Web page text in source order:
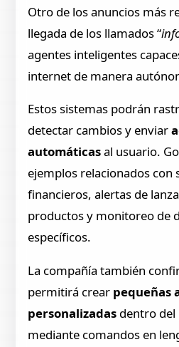
Otro de los anuncios más
llegada de los llamados “
agentes inteligentes
internet de manera
Estos sistemas podrán
detectar cambios y enviar
automáticasal usuario.
ejemplos relacionados con
financieros, alertas de
productos y monitoreo de
específicos.
La compañía también
permitirá crear pequeñas
personalizadas dentro
mediante comandos en